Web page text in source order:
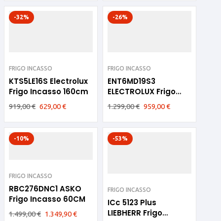
-32%
FRIGO INCASSO
KTS5LE16S Electrolux
Frigo Incasso 160cm
919,00€ 629,00€
-26%
FRIGO INCASSO
ENT6MD19S3
ELECTROLUX Frigo
Incasso 177cm
1.299,00€ 959,00€
-10%
FRIGO INCASSO
RBC276DNC1 ASKO
Frigo Incasso 60CM
1.499,00€ 1.349,90€
-53%
FRIGO INCASSO
ICc 5123 Plus
LIEBHERR Frigo